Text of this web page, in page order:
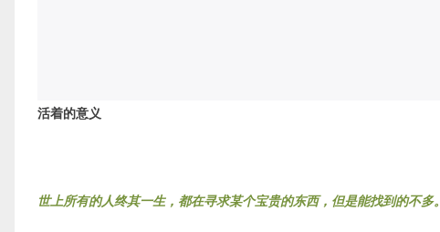
活着的意义
世上所有的人终其一生，都在寻求某个宝贵的东西，但是能找到的不多。